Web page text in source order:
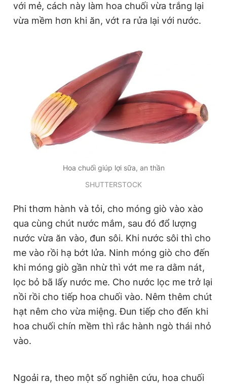
với mẻ, cách này làm hoa chuối vừa trắng lại
vừa mềm hơn khi ăn, vớt ra rửa lại với nước.
Hoa chuối giúp lợi sữa, an thần
SHUTTERSTOCK
Phi thơm hành và tỏi, cho móng giò vào xào
qua cùng chút nước mắm, sau đó đổ lượng
nước vừa ăn vào, đun sôi. Khi nước sôi thì cho
me vào rồi hạ bớt lửa. Ninh móng giò cho đến
khi móng giò gần nhừ thì vớt me ra dằm nát,
lọc bỏ bã lấy nước me. Cho nước lọc me trở lại
nồi rồi cho tiếp hoa chuối vào. Nêm thêm chút
hạt nêm cho vừa miệng. Đun tiếp cho đến khi
hoa chuối chín mềm thì rắc hành ngò thái nhỏ
vào.
Ngoải ra, theo một số nghiên cứu, hoa chuối